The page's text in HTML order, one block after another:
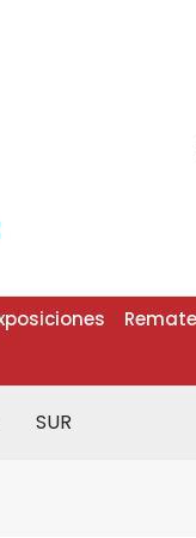
SUR